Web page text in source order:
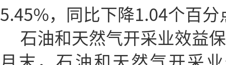
5.45%，同比下降1.04个百分
石油和天然气开采业效益
月末，石油和天然气开采